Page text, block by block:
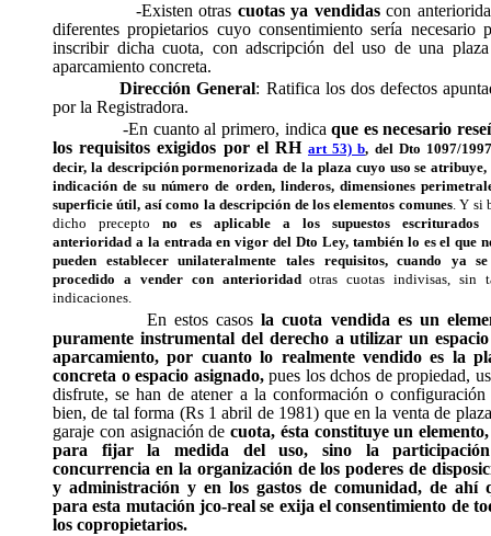
-Existen otras cuotas ya vendidascon
diferentes propietarios cuyo consentimiento sería necesario
inscribir dicha cuota, con adscripción del uso de una
aparcamiento concreta.
Dirección General: Ratifica los dos defectos
por la Registradora.
-En cuanto al primero, indicaque es necesario
los requisitos exigidos por el RH art 53) b, del Dto 1097/
decir, la descripción pormenorizada de la plaza cuyo uso se atribuye,
indicación de su número de orden, linderos, dimensiones
superficie útil, así como la descripción de los elementos comunes. Y si
dicho precepto no es aplicable a los supuestos escriturados
anterioridad a la entrada en vigor del Dto Ley, también lo es el que
pueden establecer unilateralmente tales requisitos, cuando ya
procedido a vender con anterioridadotras cuotas indivisas, sin
indicaciones.
En estos casosla cuota vendida es un
puramente instrumental del derecho a utilizar un
aparcamiento, por cuanto lo realmente vendido es la
concreta o espacio asignado,pues los dchos de propiedad,
disfrute, se han de atener a la conformación o configuración
bien, de tal forma (Rs 1 abril de 1981) que en la venta de
garaje con asignación decuota, ésta constituye un
para fijar la medida del uso, sino la
concurrencia en la organización de los poderes de
y administración y en los gastos de comunidad, de ahí
para esta mutación jco-real se exija el consentimiento de
los copropietarios.